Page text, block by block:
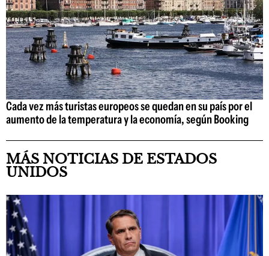
Cada vez más turistas europeos se quedan en su país por el
aumento de la temperatura y la economía, según Booking
MÁS NOTICIAS DE ESTADOS
UNIDOS